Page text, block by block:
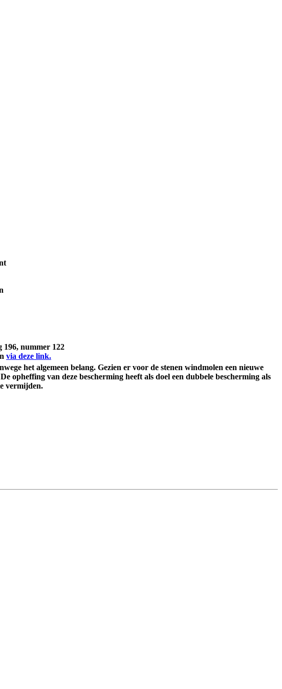
196, nummer 122
via deze link.
het algemeen belang. Gezien er voor de stenen windmolen een nieuwe
opheffing van deze bescherming heeft als doel een dubbele bescherming als
vermijden.